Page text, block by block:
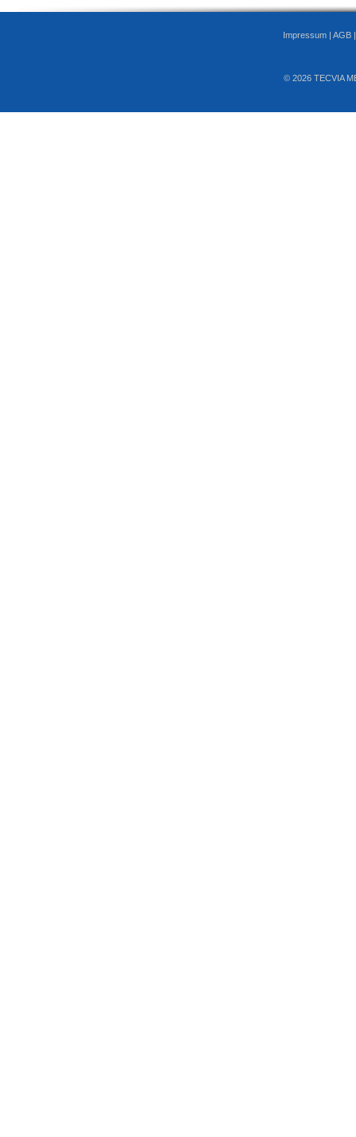
Impressum | AGB
© 2026 TECVIA